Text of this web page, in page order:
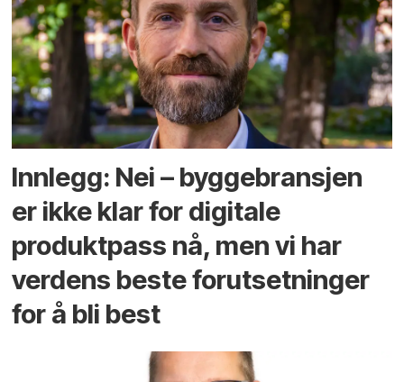
Innlegg: Nei – byggebransjen
er ikke klar for digitale
produktpass nå, men vi har
verdens beste forutsetninger
for å bli best